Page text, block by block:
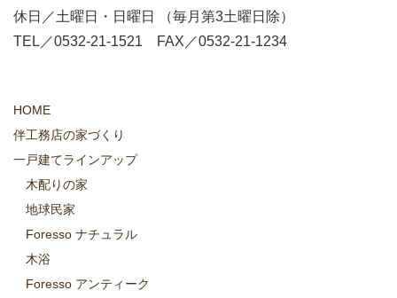
休日／土曜日・日曜日 （毎月第3土曜日除）
TEL／0532-21-1521 FAX／0532-21-1234
HOME
伴工務店の家づくり
一戸建てラインアップ
木配りの家
地球民家
Foresso ナチュラル
木浴
Foresso アンティーク